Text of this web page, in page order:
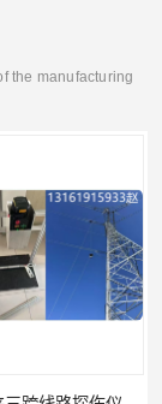
the manufacturing